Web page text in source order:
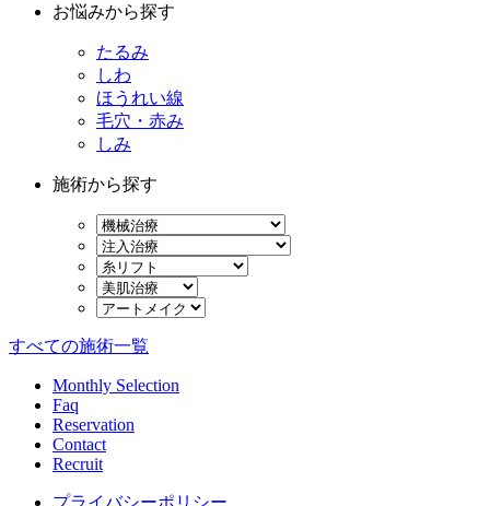
お悩みから探す
たるみ
しわ
ほうれい線
毛穴・赤み
しみ
施術から探す
すべての施術一覧
Monthly Selection
Faq
Reservation
Contact
Recruit
プライバシーポリシー